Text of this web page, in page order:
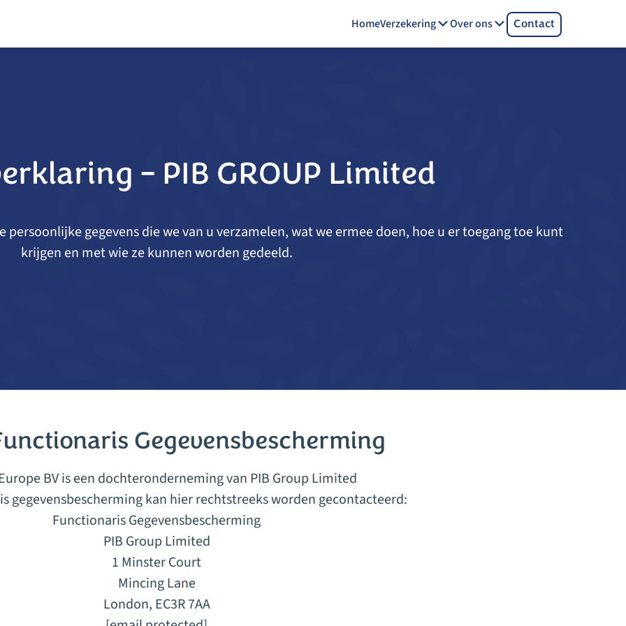
HomeVerzekering
voor complementair
therapeuten, masseurs, schoonheidsspecialisten, coaches
Aansprakelijkheidsverzekeringen voor organisaties waarin
Over ons
Cookiesbeleid
Toegankelijkheid
Contact
– PIB GROUP Limited
persoonlijke gegevens die we van u verzamelen, wat we ermee doen, hoe u er toegang toe kunt
krijgen en met wie ze kunnen worden gedeeld.
Gegevensbescherming
BV is een dochteronderneming van PIB Group Limited
gegevensbescherming kan hier rechtstreeks worden gecontacteerd:
Functionaris Gegevensbescherming
PIB Group Limited
1 Minster Court
Mincing Lane
London, EC3R 7AA